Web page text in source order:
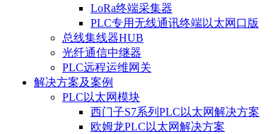
LoRa终端采集器
PLC专用无线通讯终端以太网口版
总线集线器HUB
光纤通信中继器
PLC远程运维网关
解决方案及案例
PLC以太网模块
西门子S7系列PLC以太网解决方案
欧姆龙PLC以太网解决方案